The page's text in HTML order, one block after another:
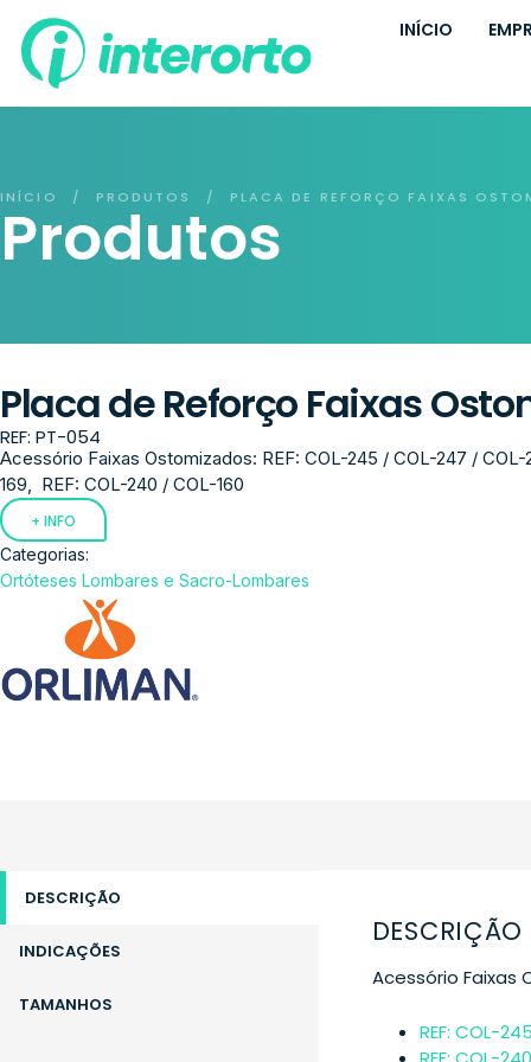
INÍCIO
INÍCIO / PRODUTOS / PLACA DE REFORÇO FAIXAS
Produtos
Placa de Reforço Faixas
REF: PT-054
Acessório Faixas Ostomizados: REF: COL-245 / COL-247 /
169, REF: COL-240 / COL-160
+ INFO
Categorias:
Ortóteses Lombares e Sacro-Lombares
DESCRIÇÃO
INDICAÇÕES
TAMANHOS
DESCRIÇÃO
Acessório Faixas
REF: COL-